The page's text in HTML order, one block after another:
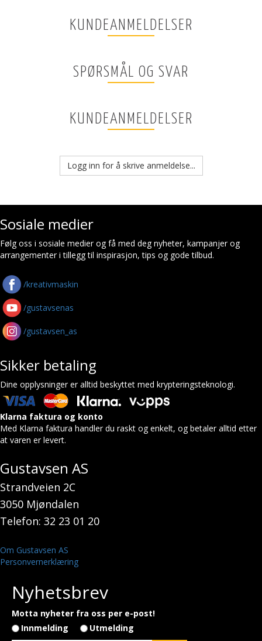
KUNDEANMELDELSER
SPØRSMÅL OG SVAR
KUNDEANMELDELSER
Logg inn for å skrive anmeldelse...
Sosiale medier
Følg oss i sosiale medier og få med deg nyheter, kampanjer og
arrangementer i tillegg til inspirasjon, tips og gode tilbud.
/kreativmaskin
/gustavsenas
/gustavsen_as
Sikker betaling
Dine opplysninger er alltid beskyttet med krypteringsteknologi.
Klarna faktura og konto
Med Klarna faktura handler du raskt og enkelt, og betaler alltid etter
at varen er levert.
Gustavsen AS
Strandveien 2C
3050 Mjøndalen
Telefon: 32 23 01 20
Om Gustavsen AS
Personvernerklæring
Nyhetsbrev
Motta nyheter fra oss per e-post!
Innmelding
Utmelding